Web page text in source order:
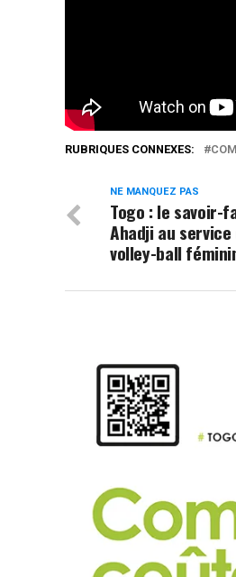
RUBRIQUES CONNEXES:
NE MANQUEZ PAS
Togo : le savoir-
Ahadji au
volley-ball